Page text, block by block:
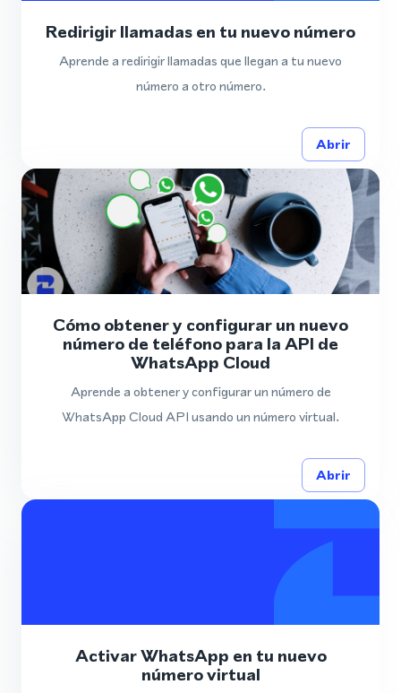
Redirigir llamadas en tu nuevo número
Aprende a redirigir llamadas que llegan a tu nuevo
número a otro número.
Abrir
Cómo obtener y configurar un nuevo
número de teléfono para la API de
WhatsApp Cloud
Aprende a obtener y configurar un número de
WhatsApp Cloud API usando un número virtual.
Abrir
Activar WhatsApp en tu nuevo
número virtual